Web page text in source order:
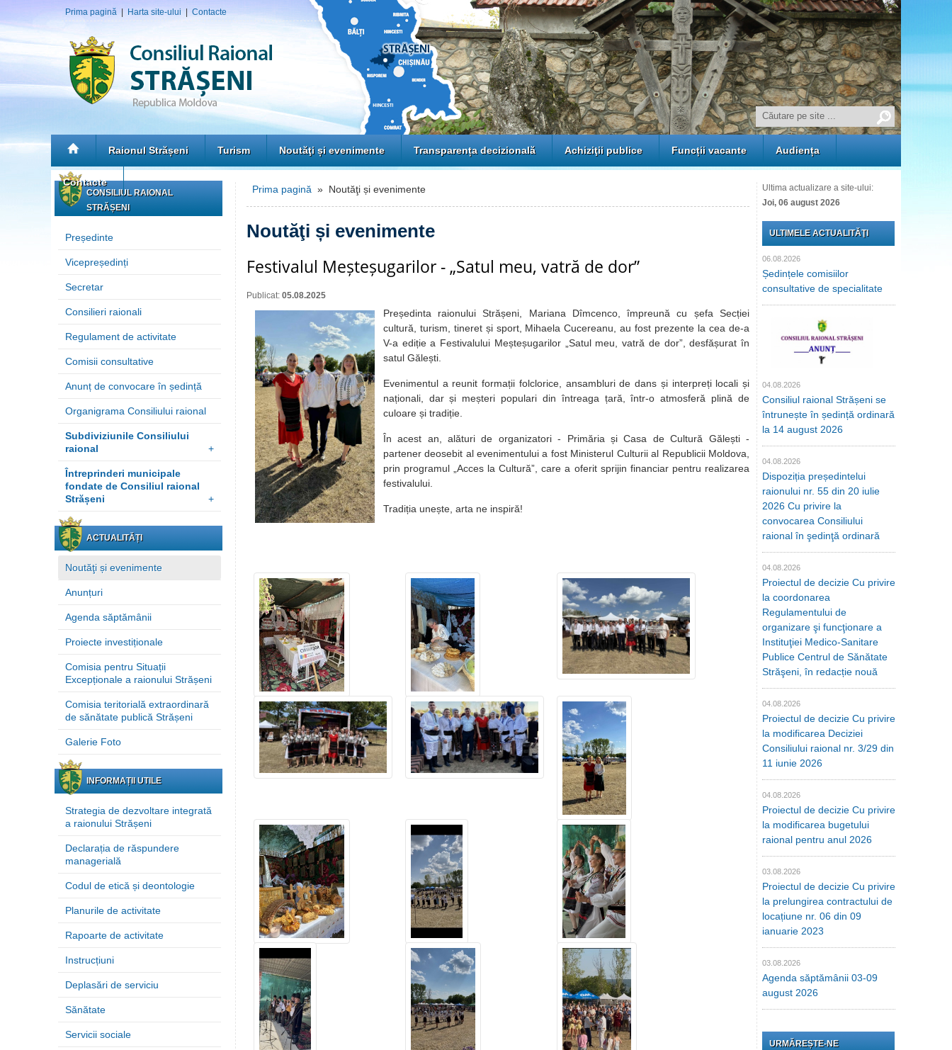
Prima pagină Harta site-ului Contacte
Raionul Strășeni Turism Noutăţi și evenimente Transparența decizională Achiziţii publice Funcții vacante Audiența
Contacte
CONSILIUL RAIONAL
STRĂȘENI
Președinte
Vicepreședinți
Secretar
Consilieri raionali
Regulament de activitate
Comisii consultative
Anunț de convocare în ședință
Organigrama Consiliului raional
Subdiviziunile Consiliului
raional
+
Întreprinderi municipale
fondate de Consiliul raional
Strășeni
+
ACTUALITĂȚI
Noutăţi și evenimente
Anunțuri
Agenda săptămânii
Proiecte investiționale
Comisia pentru Situații
Excepționale a raionului Strășeni
Comisia teritorială extraordinară
de sănătate publică Strășeni
Galerie Foto
INFORMAȚII UTILE
Strategia de dezvoltare integrată
a raionului Strășeni
Declarația de răspundere
managerială
Codul de etică și deontologie
Planurile de activitate
Rapoarte de activitate
Instrucțiuni
Deplasări de serviciu
Sănătate
Servicii sociale
Prima pagină » Noutăţi și evenimente
Noutăţi și evenimente
Festivalul Meșteșugarilor - „Satul meu, vatră de dor”
Publicat: 05.08.2025
Președinta raionului Strășeni, Mariana Dîmcenco, împreună cu șefa Secției
cultură, turism, tineret și sport, Mihaela Cucereanu, au fost prezente la cea de-a
V-a ediție a Festivalului Meșteșugarilor „Satul meu, vatră de dor”, desfășurat în
satul Gălești.
Evenimentul a reunit formații folclorice, ansambluri de dans și interpreți locali și
naționali, dar și meșteri populari din întreaga țară, într-o atmosferă plină de
culoare și tradiție.
În acest an, alături de organizatori - Primăria și Casa de Cultură Gălești -
partener deosebit al evenimentului a fost Ministerul Culturii al Republicii Moldova,
prin programul „Acces la Cultură”, care a oferit sprijin financiar pentru realizarea
festivalului.
Tradiția unește, arta ne inspiră!
Ultima actualizare a site-ului:
Joi, 06 august 2026
ULTIMELE ACTUALITĂŢI
06.08.2026
Ședințele comisiilor
consultative de specialitate
04.08.2026
Consiliul raional Strășeni se
întrunește în ședință ordinară
la 14 august 2026
04.08.2026
Dispoziția președintelui
raionului nr. 55 din 20 iulie
2026 Cu privire la
convocarea Consiliului
raional în şedinţă ordinară
04.08.2026
Proiectul de decizie Cu privire
la coordonarea
Regulamentului de
organizare şi funcţionare a
Instituţiei Medico-Sanitare
Publice Centrul de Sănătate
Străşeni, în redacție nouă
04.08.2026
Proiectul de decizie Cu privire
la modificarea Deciziei
Consiliului raional nr. 3/29 din
11 iunie 2026
04.08.2026
Proiectul de decizie Cu privire
la modificarea bugetului
raional pentru anul 2026
03.08.2026
Proiectul de decizie Cu privire
la prelungirea contractului de
locațiune nr. 06 din 09
ianuarie 2023
03.08.2026
Agenda săptămânii 03-09
august 2026
URMĂREȘTE-NE